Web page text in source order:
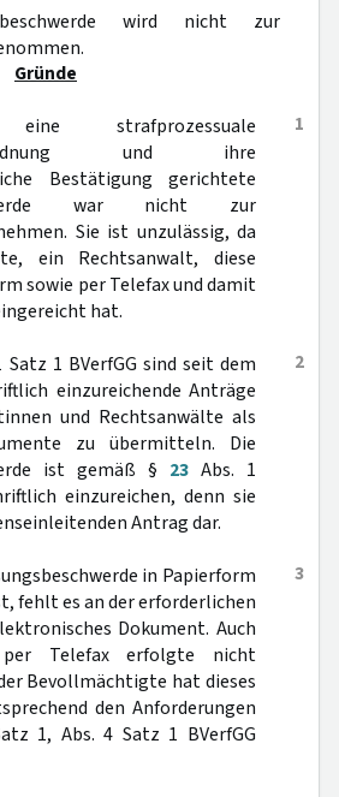
wird nicht zur
Gründe
1
strafprozessuale
und ihre
Bestätigung gerichtete
war nicht zur
Sie ist unzulässig, da
ein Rechtsanwalt, diese
sowie per Telefax und damit
hat.
2
Satz 1 BVerfGG sind seit dem
einzureichende Anträge
und Rechtsanwälte als
zu übermitteln. Die
ist gemäß § 23 Abs. 1
einzureichen, denn sie
Antrag dar.
3
in Papierform
fehlt es an der erforderlichen
Dokument. Auch
per Telefax erfolgte nicht
Bevollmächtigte hat dieses
den Anforderungen
1, Abs. 4 Satz 1 BVerfGG